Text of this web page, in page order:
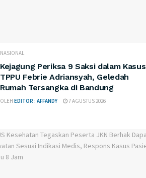
NASIONAL
Kejagung Periksa 9 Saksi dalam Kasus
TPPU Febrie Adriansyah, Geledah
Rumah Tersangka di Bandung
OLEH EDITOR : AFFANDY 7 AGUSTUS 2026